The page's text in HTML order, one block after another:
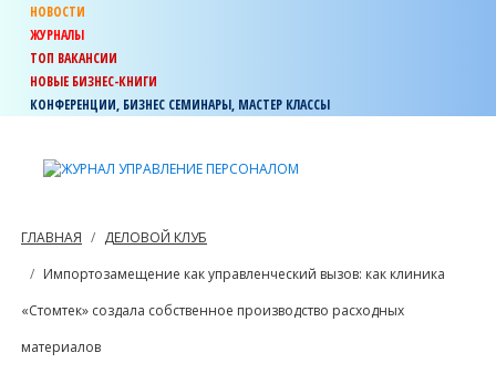
НОВОСТИ
ЖУРНАЛЫ
ТОП ВАКАНСИИ
НОВЫЕ БИЗНЕС-КНИГИ
КОНФЕРЕНЦИИ, БИЗНЕС СЕМИНАРЫ, МАСТЕР КЛАССЫ
ГЛАВНАЯ
ДЕЛОВОЙ КЛУБ
Импортозамещение как управленческий вызов: как клиника
«Стомтек» создала собственное производство расходных
материалов